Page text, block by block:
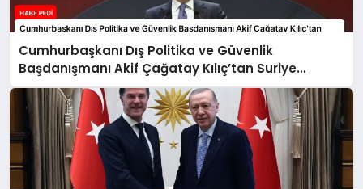
Cumhurbaşkanı Dış Politika ve Güvenlik
Başdanışmanı Akif Çağatay Kılıç’tan Suriye
Panelinde Önemli Açıklamalar